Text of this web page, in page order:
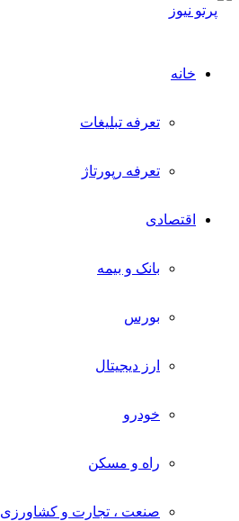
خانه
تعرفه تبلیغات
تعرفه رپورتاژ
اقتصادی
بانک و بیمه
بورس
ارز دیجیتال
خودرو
راه و مسکن
صنعت ، تجارت و کشاورزی